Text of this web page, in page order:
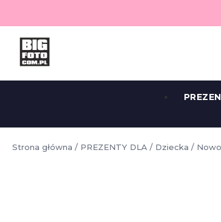
Strona główna / PREZENTY DLA / Dziecka /